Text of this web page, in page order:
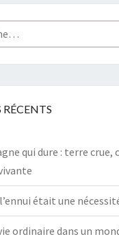
:
RÉCENTS
qui dure : terre crue,
était une
ordinaire dans un